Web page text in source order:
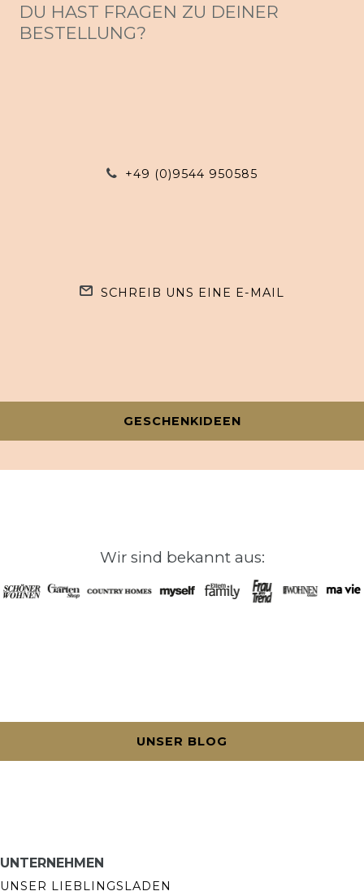
DU HAST FRAGEN ZU DEINER
BESTELLUNG?
+49 (0)9544 950585
SCHREIB UNS EINE E-MAIL
GESCHENKIDEEN
Wir sind bekannt aus:
UNSER BLOG
UNTERNEHMEN
UNSER LIEBLINGSLADEN